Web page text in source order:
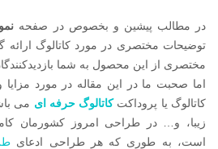
در مطالب پیشین و بخصوص در صفحه
توضیحات مختصری در مورد کاتالوگ ارائه
مختصری از این محصول به شما
اما صحبت ما در این مقاله در مورد
کاتالوگ یا پروداکتکاتالوگ حرفه ای می
زیبا، و… در طراحی امروز کشورمان
است، به طوری که هر طراحی ادعای